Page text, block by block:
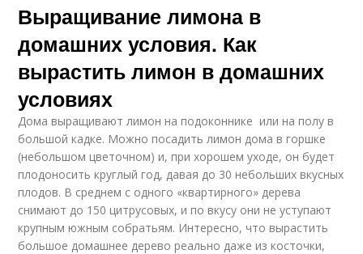
Выращивание лимона в
домашних условия. Как
вырастить лимон в домашних
условиях
Дома выращивают лимон на подоконнике или на полу в
большой кадке. Можно посадить лимон дома в горшке
(небольшом цветочном) и, при хорошем уходе, он будет
плодоносить круглый год, давая до 30 небольших вкусных
плодов. В среднем с одного «квартирного» дерева
снимают до 150 цитрусовых, и по вкусу они не уступают
крупным южным собратьям. Интересно, что вырастить
большое домашнее дерево реально даже из косточки,